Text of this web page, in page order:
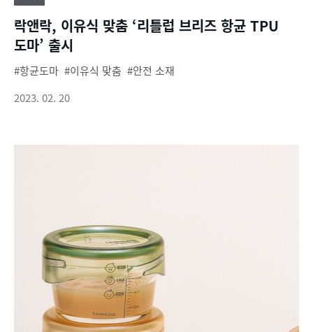
락앤락, 이유식 맞춤 ‘리틀럽 브리즈 항균 TPU
도마’ 출시
항균도마 이유식 맞춤
안전 소재
2023. 02. 20